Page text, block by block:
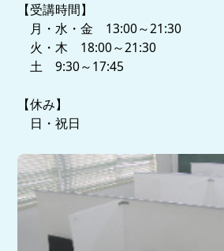
【受講時間】
月・水・金 13:00～21:30
火・木 18:00～21:30
土 9:30～17:45
【休み】
日・祝日